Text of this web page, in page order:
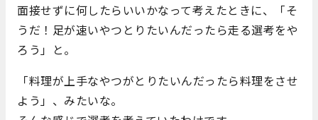
面接せずに何したらいいかなって考えたときに、「そ
うだ！足が速いやつとりたいんだったら走る選考をや
ろう」と。
「料理が上手なやつがとりたいんだったら料理をさせ
よう」、みたいな。